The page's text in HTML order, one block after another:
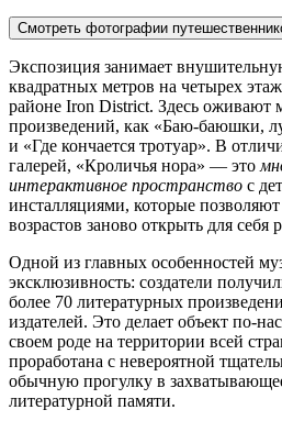
Смотреть фотографии
Экспозиция занимает
квадратных метров на четырех
районе Iron District. Здесь оживают
произведений, как «Баю-баюшки,
и «Где кончается тротуар». В
галерей, «Кроличья нора» — это
интерактивное пространство с
инсталляциями, которые позволяют
возрастов заново открыть для себя
Одной из главных особенностей
эксклюзивность: создатели
более 70 литературных
издателей. Это делает объект по-
своем роде на территории всей
проработана с невероятной
обычную прогулку в
литературной памяти.